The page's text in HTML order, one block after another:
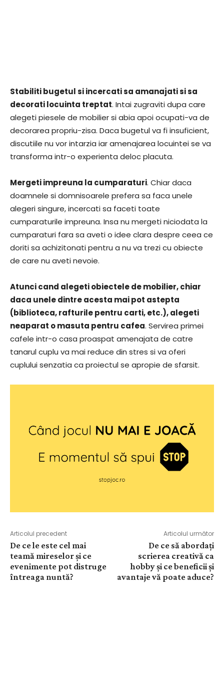
Stabiliti bugetul si incercati sa amanajati si sa
decorati locuinta treptat. Intai zugraviti dupa care
alegeti piesele de mobilier si abia apoi ocupati-va de
decorarea propriu-zisa. Daca bugetul va fi insuficient,
discutiile nu vor intarzia iar amenajarea locuintei se va
transforma intr-o experienta deloc placuta.
Mergeti impreuna la cumparaturi. Chiar daca
doamnele si domnisoarele prefera sa faca unele
alegeri singure, incercati sa faceti toate
cumparaturile impreuna. Insa nu mergeti niciodata la
cumparaturi fara sa aveti o idee clara despre ceea ce
doriti sa achizitonati pentru a nu va trezi cu obiecte
de care nu aveti nevoie.
Atunci cand alegeti obiectele de mobilier, chiar
daca unele dintre acesta mai pot astepta
(biblioteca, rafturile pentru carti, etc.), alegeti
neaparat o masuta pentru cafea. Servirea primei
cafele intr-o casa proaspat amenajata de catre
tanarul cuplu va mai reduce din stres si va oferi
cuplului senzatia ca proiectul se apropie de sfarsit.
Articolul precedent
De ce le este cel mai
teamă mireselor și ce
evenimente pot distruge
întreaga nuntă?
Articolul următor
De ce să abordați
scrierea creativă ca
hobby și ce beneficii și
avantaje vă poate aduce?